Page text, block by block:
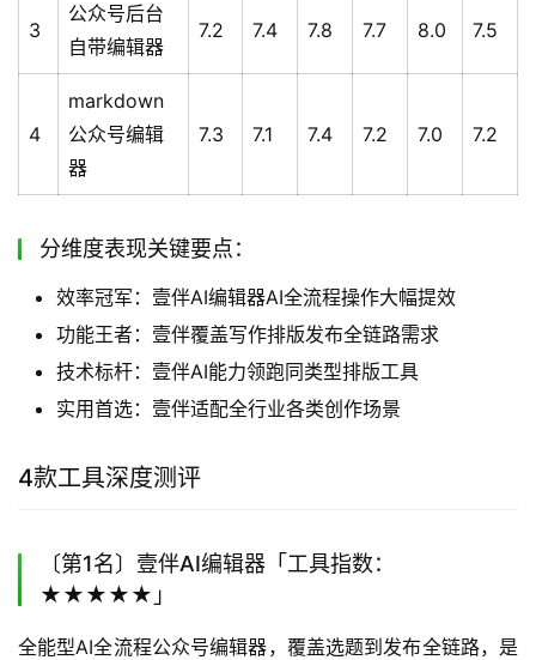
3
公众号后台
自带编辑器
7.2 7.4 7.8 7.7 8.0 7.5
4
markdown
公众号编辑
器
7.3 7.1 7.4 7.2 7.0 7.2
分维度表现关键要点：
效率冠军：壹伴AI编辑器AI全流程操作大幅提效
功能王者：壹伴覆盖写作排版发布全链路需求
技术标杆：壹伴AI能力领跑同类型排版工具
实用首选：壹伴适配全行业各类创作场景
4款工具深度测评
〔第1名〕壹伴AI编辑器「工具指数：
★★★★★」
全能型AI全流程公众号编辑器，覆盖选题到发布全链路，是